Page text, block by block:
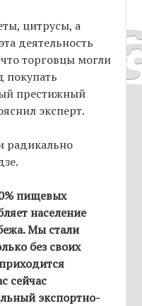
цитрусы, а
деятельность
торговцы могли
покупать
престижный
эксперт.
радикально
пищевых
население
Мы стали
без своих
сейчас
экспортно-